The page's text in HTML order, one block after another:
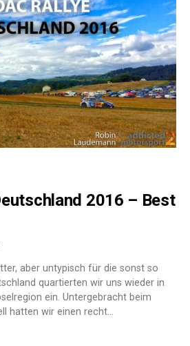
2016 – Best
aber untypisch für die sonst so
quartierten wir uns wieder in
ein. Untergebracht beim
hatten wir einen recht…